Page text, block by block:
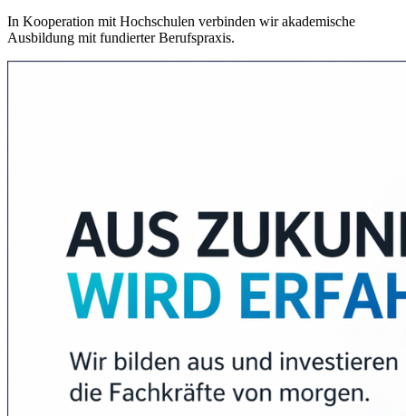
In Kooperation mit Hochschulen verbinden wir akademische
Ausbildung mit fundierter Berufspraxis.